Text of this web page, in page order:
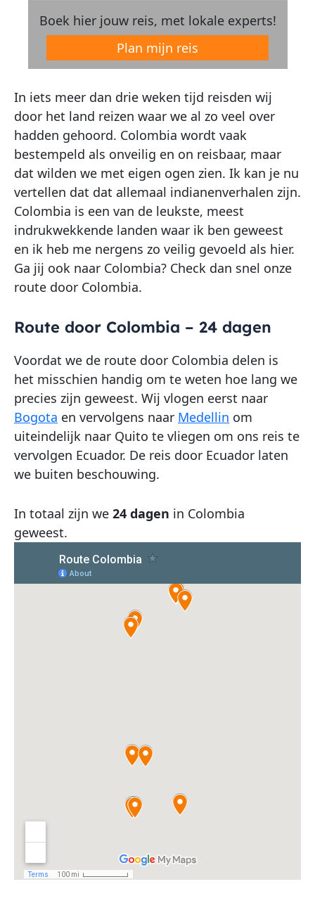
Boek hier jouw reis, met lokale experts!
Plan mijn reis
In iets meer dan drie weken tijd reisden wij
door het land reizen waar we al zo veel over
hadden gehoord. Colombia wordt vaak
bestempeld als onveilig en on reisbaar, maar
dat wilden we met eigen ogen zien. Ik kan je nu
vertellen dat dat allemaal indianenverhalen zijn.
Colombia is een van de leukste, meest
indrukwekkende landen waar ik ben geweest
en ik heb me nergens zo veilig gevoeld als hier.
Ga jij ook naar Colombia? Check dan snel onze
route door Colombia.
Route door Colombia – 24 dagen
Voordat we de route door Colombia delen is
het misschien handig om te weten hoe lang we
precies zijn geweest. Wij vlogen eerst naar
Bogota en vervolgens naar Medellin om
uiteindelijk naar Quito te vliegen om ons reis te
vervolgen Ecuador. De reis door Ecuador laten
we buiten beschouwing.
In totaal zijn we 24 dagen in Colombia
geweest.